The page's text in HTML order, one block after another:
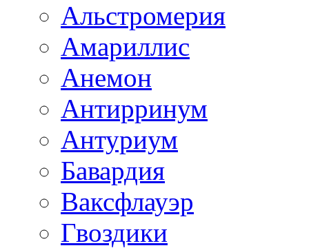
Альстромерия
Амариллис
Анемон
Антирринум
Антуриум
Бавардия
Ваксфлауэр
Гвоздики